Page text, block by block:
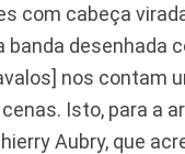
com cabeça
banda desenhada
nos contam
Isto, para a
Aubry, que